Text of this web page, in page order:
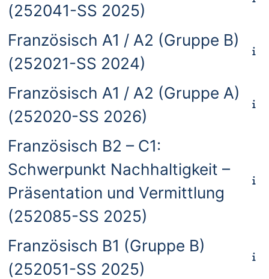
(252041-SS 2025)
Französisch A1 / A2 (Gruppe B)
(252021-SS 2024)
Französisch A1 / A2 (Gruppe A)
(252020-SS 2026)
Französisch B2 – C1:
Schwerpunkt Nachhaltigkeit –
Präsentation und Vermittlung
(252085-SS 2025)
Französisch B1 (Gruppe B)
(252051-SS 2025)